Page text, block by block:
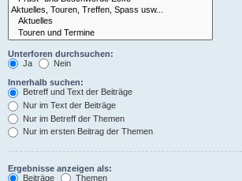
Unterforen durchsuchen:
Ja
Nein
Innerhalb suchen:
Betreff und Text der Beiträge
Nur im Text der Beiträge
Nur im Betreff der Themen
Nur im ersten Beitrag der Themen
Ergebnisse anzeigen als:
Beiträge
Themen